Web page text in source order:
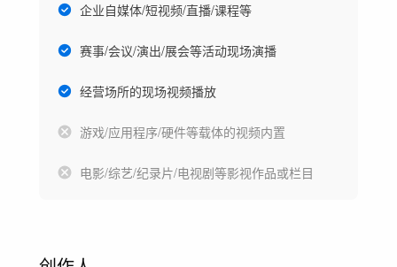
企业自媒体/短视频/直播/课程等
赛事/会议/演出/展会等活动现场演播
经营场所的现场视频播放
游戏/应用程序/硬件等载体的视频内置
电影/综艺/纪录片/电视剧等影视作品或栏目